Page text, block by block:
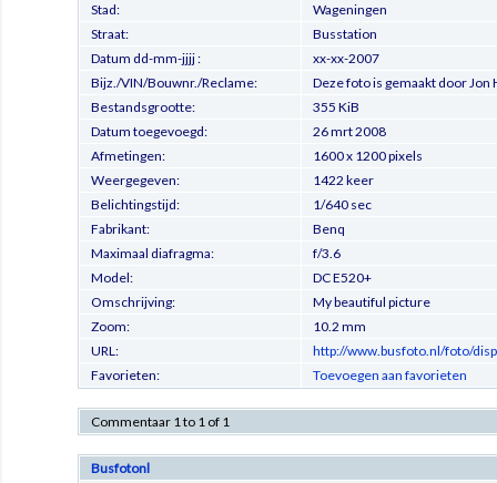
Stad:
Wageningen
Straat:
Busstation
Datum dd-mm-jjjj :
xx-xx-2007
Bijz./VIN/Bouwnr./Reclame:
Deze foto is gemaakt door Jon
Bestandsgrootte:
355 KiB
Datum toegevoegd:
26 mrt 2008
Afmetingen:
1600 x 1200 pixels
Weergegeven:
1422 keer
Belichtingstijd:
1/640 sec
Fabrikant:
Benq
Maximaal diafragma:
f/3.6
Model:
DC E520+
Omschrijving:
My beautiful picture
Zoom:
10.2 mm
URL:
http://www.busfoto.nl/foto/
Favorieten:
Toevoegen aan favorieten
Commentaar 1 to 1 of 1
Busfotonl